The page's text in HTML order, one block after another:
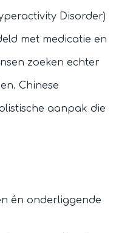
Disorder)
met medicatie en
zoeken echter
Chinese
aanpak die
én onderliggende